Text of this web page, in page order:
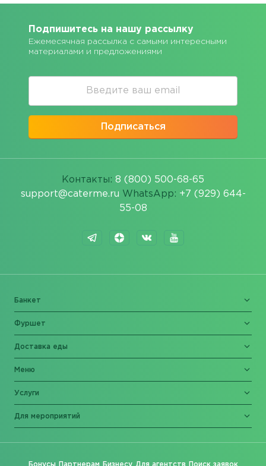
Подпишитесь на нашу рассылку
Ежемесячная рассылка с самыми интересными
материалами и предложениями
Подписаться
Контакты: 8 (800) 500-68-65
support@caterme.ru WhatsApp: +7 (929) 644-
55-08
Банкет
Фуршет
Доставка еды
Меню
Услуги
Для мероприятий